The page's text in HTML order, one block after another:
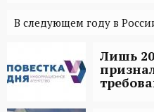
В следующем году в
Лишь